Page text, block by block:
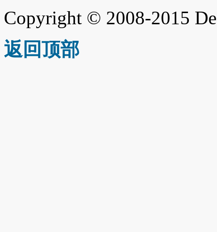
Copyright © 2008-2015
返回顶部